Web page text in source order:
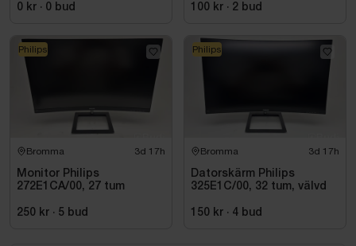
and organisation to their working day.
https://www.dbramante1928.com/en/products/nordborg-
new-edition---15---tan
STL 104.
0 kr · 0 bud
100 kr · 2 bud
Bromma 3d 17h
Monitor Philips
272E1CA/00, 27 tum
250 kr · 5 bud
Philips
Bromma 3d 17h
Datorskärm Philips
325E1C/00, 32 tum, välvd
150 kr · 4 bud
Philips